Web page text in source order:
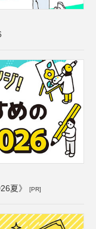
夏》 [PR]